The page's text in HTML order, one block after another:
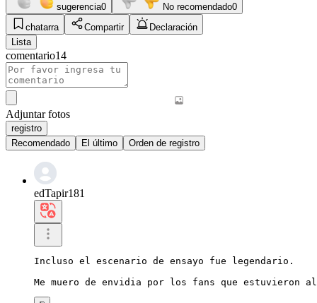
sugerencia0 No recomendado0
chatarra
Compartir
Declaración
Lista
comentario14
Adjuntar fotos
registro
Recomendado
El último Orden de registro
edTapir181
Incluso el escenario de ensayo fue legendario.
Me muero de envidia por los fans que estuvieron